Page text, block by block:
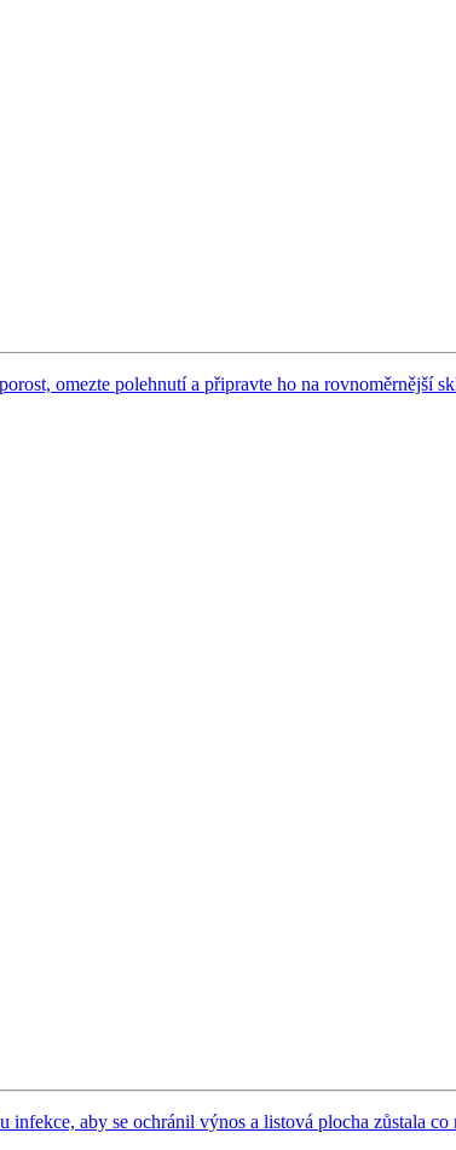
omezte polehnutí a připravte ho na rovnoměrnější
aby se ochránil výnos a listová plocha zůstala co